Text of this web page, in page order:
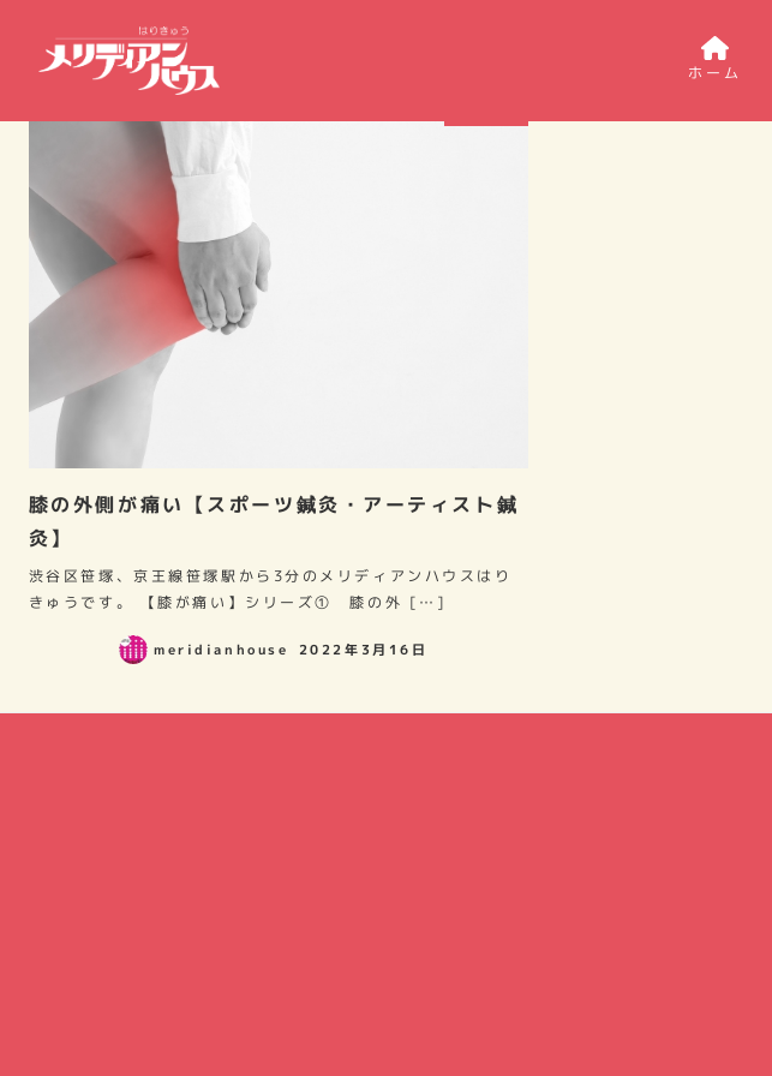
ホーム
膝の外側が痛い【スポーツ鍼灸・アーティスト鍼
灸】
渋谷区笹塚、京王線笹塚駅から3分のメリディアンハウスはり
きゅうです。 【膝が痛い】シリーズ① 膝の外 […]
meridianhouse 2022年3月16日